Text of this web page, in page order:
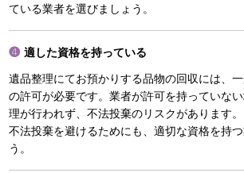
ている業者を選びましょう。
適した資格を持っている
遺品整理にてお預かりする品物の回収には、
の許可が必要です。業者が許可を持っていな
理が行われず、不法投棄のリスクがあります。
不法投棄を避けるためにも、適切な資格を持
う。